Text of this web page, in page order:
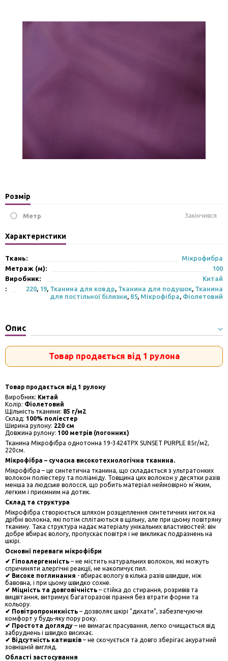
Розмір
Метр Закінчився
Характеристики
Ткань:
Мікрофибра
Метраж (м):
100
Виробник:
Китай
:
220, 19, Тканина для ковдр, Тканина для подушок, Тканина
для постільної білизни, 85, Мікрофібра, Фіолетовий
Опис
Товар продається від 1 рулона
Товар продається від 1 рулону
Виробник: Китай
Колір: Фіолетовий
Щільність тканини: 85 г/м2
Склад: 100% поліестер
Ширина рулону: 220 см
Довжина рулону: 100 метрів (погонних)
Тканина Мікрофібра однотонна 19-3424TPX SUNSET PURPLE 85г/м2,
220см.
Мікрофібра – сучасна високотехнологічна тканина.
Мікрофібра – це синтетична тканина, що складається з ультратонких
волокон поліестеру та поліаміду. Товщина цих волокон у десятки разів
менша за людське волосся, що робить матеріал неймовірно м'яким,
легким і приємним на дотик.
Склад та структура
Мікрофібра створюється шляхом розщеплення синтетичних ниток на
дрібні волокна, які потім сплітаються в щільну, але при цьому повітряну
тканину. Така структура надає матеріалу унікальних властивостей: він
добре вбирає вологу, пропускає повітря і не викликає подразнень на
шкірі.
Основні переваги мікрофібри
✔ Гіпоалергенність – не містить натуральних волокон, які можуть
спричиняти алергічні реакції, не накопичує пил.
✔ Високе поглинання - вбирає вологу в кілька разів швидше, ніж
бавовна, і при цьому швидко сохне.
✔ Міцність та довговічність – стійка до стирання, розривів та
вицвітання, витримує багаторазові прання без втрати форми та
кольору.
✔ Повітропроникність – дозволяє шкірі "дихати", забезпечуючи
комфорт у будь-яку пору року.
✔ Простота догляду – не вимагає прасування, легко очищається від
забруднень і швидко висихає.
✔ Відсутність катишків – не скочується та довго зберігає акуратний
зовнішній вигляд.
Області застосування